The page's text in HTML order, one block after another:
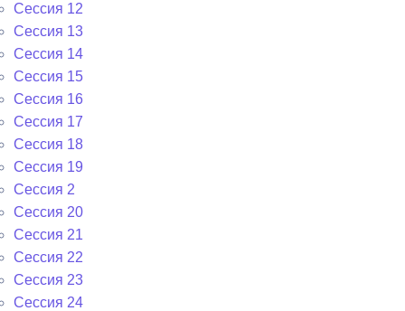
Сессия 12
Сессия 13
Сессия 14
Сессия 15
Сессия 16
Сессия 17
Сессия 18
Сессия 19
Сессия 2
Сессия 20
Сессия 21
Сессия 22
Сессия 23
Сессия 24